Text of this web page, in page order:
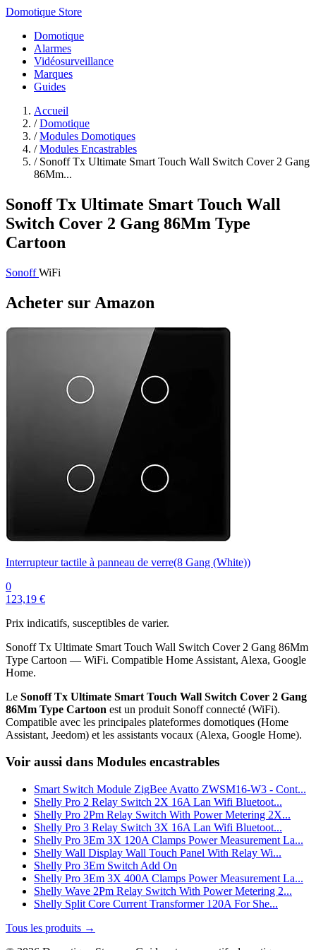
Domotique Store
Domotique
Alarmes
Vidéosurveillance
Marques
Guides
Accueil
/ Domotique
/ Modules Domotiques
/ Modules Encastrables
/ Sonoff Tx Ultimate Smart Touch Wall Switch Cover 2 Gang
86Mm...
Sonoff Tx Ultimate Smart Touch Wall
Switch Cover 2 Gang 86Mm Type
Cartoon
SonoffWiFi
Acheter sur Amazon
Interrupteur tactile à panneau de verre(8 Gang (White))
0
123,19 €
Prix indicatifs, susceptibles de varier.
Sonoff Tx Ultimate Smart Touch Wall Switch Cover 2 Gang 86Mm
Type Cartoon — WiFi. Compatible Home Assistant, Alexa, Google
Home.
Le Sonoff Tx Ultimate Smart Touch Wall Switch Cover 2 Gang
86Mm Type Cartoon est un produit Sonoff connecté (WiFi).
Compatible avec les principales plateformes domotiques (Home
Assistant, Jeedom) et les assistants vocaux (Alexa, Google Home).
Voir aussi dans Modules encastrables
Smart Switch Module ZigBee Avatto ZWSM16-W3 - Cont...
Shelly Pro 2 Relay Switch 2X 16A Lan Wifi Bluetoot...
Shelly Pro 2Pm Relay Switch With Power Metering 2X...
Shelly Pro 3 Relay Switch 3X 16A Lan Wifi Bluetoot...
Shelly Pro 3Em 3X 120A Clamps Power Measurement La...
Shelly Wall Display Wall Touch Panel With Relay Wi...
Shelly Pro 3Em Switch Add On
Shelly Pro 3Em 3X 400A Clamps Power Measurement La...
Shelly Wave 2Pm Relay Switch With Power Metering 2...
Shelly Split Core Current Transformer 120A For She...
Tous les produits →